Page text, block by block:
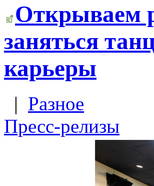
Открываем
заняться
карьеры
| Разное
Пресс-релизы